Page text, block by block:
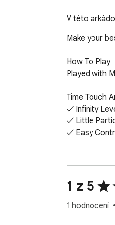
V této
Make your
How To Play
Played with
Time Touch
✓ Infinity
✓ Little
✓ Easy
Help and
Contact with
1 z 5
1 hodnocení